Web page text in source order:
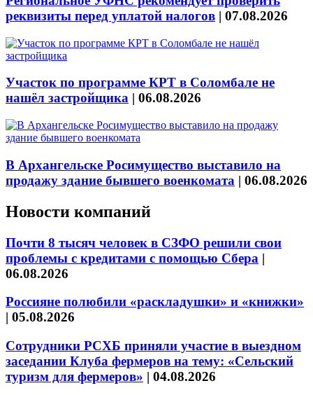
реквизиты перед уплатой налогов | 07.08.2026
Участок по программе КРТ в Соломбале не
нашёл застройщика | 06.08.2026
В Архангельске Росимущество выставило на
продажу здание бывшего военкомата | 06.08.2026
Новости компаний
Почти 8 тысяч человек в СЗФО решили свои
проблемы с кредитами с помощью Сбера |
06.08.2026
Россияне полюбили «раскладушки» и «книжки»
| 05.08.2026
Сотрудники РСХБ приняли участие в выездном
заседании Клуба фермеров на тему: «Сельский
туризм для фермеров» | 04.08.2026